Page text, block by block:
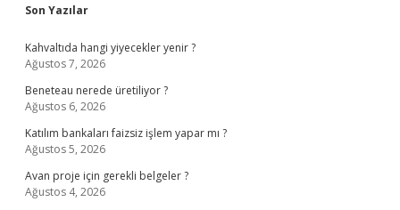
Sidebar
Son Yazılar
Kahvaltıda hangi yiyecekler yenir ?
Ağustos 7, 2026
Beneteau nerede üretiliyor ?
Ağustos 6, 2026
Katılım bankaları faizsiz işlem yapar mı ?
Ağustos 5, 2026
Avan proje için gerekli belgeler ?
Ağustos 4, 2026